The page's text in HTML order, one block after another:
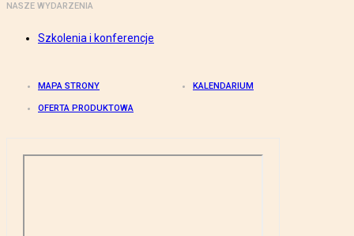
NASZE WYDARZENIA
Szkolenia i konferencje
MAPA STRONY KALENDARIUM
OFERTA PRODUKTOWA